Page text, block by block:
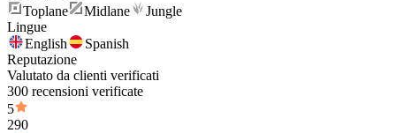
Toplane
Midlane
Jungle
Lingue
English
Spanish
Reputazione
Valutato da clienti verificati
300 recensioni verificate
5
290